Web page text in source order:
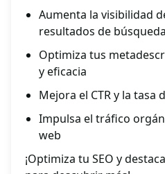
Aumenta la visibilidad
resultados de búsqueda
Optimiza tus
y eficacia
Mejora el CTR y la tasa
Impulsa el tráfico
web
¡Optimiza tu SEO y